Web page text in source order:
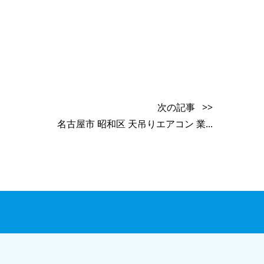
次の記事 >>
名古屋市 昭和区 天吊りエアコン 業...